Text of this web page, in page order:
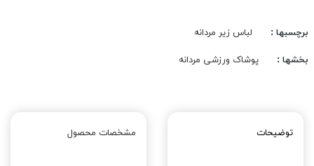
برچسبها : لباس زیر مردانه
بخشها : پوشاک ورزشی مردانه
توضیحات مشخصات محصول